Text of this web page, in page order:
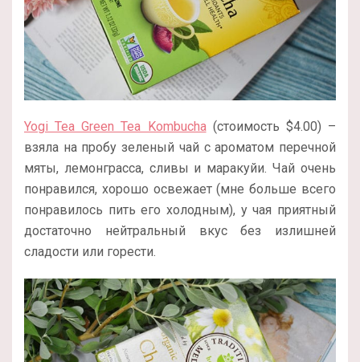
Yogi Tea Green Tea Kombucha(стоимость $4.00) –
взяла на пробу зеленый чай с ароматом перечной
мяты, лемонграсса, сливы и маракуйи. Чай очень
понравился, хорошо освежает (мне больше всего
понравилось пить его холодным), у чая приятный
достаточно нейтральный вкус без излишней
сладости или горести.